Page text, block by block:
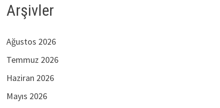
Arşivler
Ağustos 2026
Temmuz 2026
Haziran 2026
Mayıs 2026